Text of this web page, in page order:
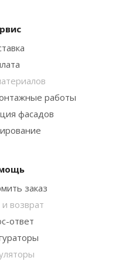
работы
фасадов
заказ
возврат
ответ